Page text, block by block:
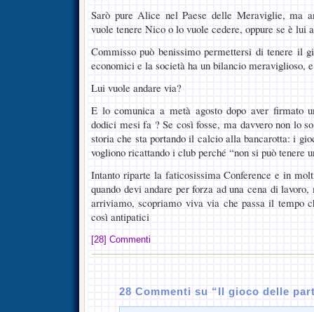
Sarò pure Alice nel Paese delle Meraviglie, ma
vuole tenere Nico o lo vuole cedere, oppure se è lui
Commisso può benissimo permettersi di tenere il
economici e la società ha un bilancio meraviglioso,
Lui vuole andare via?
E lo comunica a metà agosto dopo aver firmato
dodici mesi fa ? Se così fosse, ma davvero non lo
storia che sta portando il calcio alla bancarotta: i
vogliono ricattando i club perché “non si può tenere
Intanto riparte la faticosissima Conference e in
quando devi andare per forza ad una cena di
arriviamo, scopriamo viva via che passa il tempo
così antipatici
[28] Commenti
28 Commenti su “Il gioco delle